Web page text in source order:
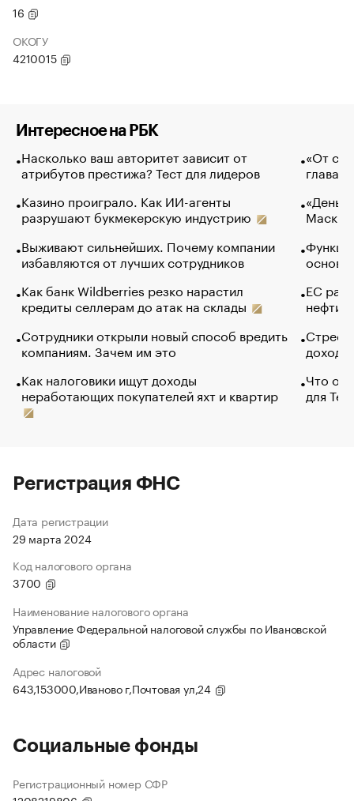
16
ОКОГУ
4210015
Интересное на РБК
Насколько ваш авторитет зависит от
атрибутов престижа? Тест для лидеров
Казино проиграло. Как ИИ-агенты
разрушают букмекерскую индустрию
Выживают сильнейших. Почему компании
избавляются от лучших сотрудников
Как банк Wildberries резко нарастил
кредиты селлерам до атак на склады
Сотрудники открыли новый способ вредить
компаниям. Зачем им это
Как налоговики ищут доходы
неработающих покупателей яхт и квартир
«От
глава
Маск в
основ
ЕС
нефти
Что
для
Регистрация ФНС
Дата регистрации
29 марта 2024
Код налогового органа
3700
Наименование налогового органа
Управление Федеральной налоговой службы по Ивановской
области
Адрес налоговой
643,153000,Иваново г,Почтовая ул,24
Социальные фонды
Регистрационный номер СФР